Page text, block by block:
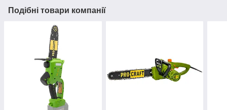
Подібні товари компанії